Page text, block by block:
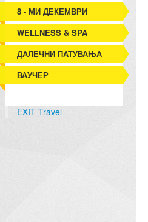
8 - МИ ДЕКЕМВРИ
WELLNESS & SPA
ДАЛЕЧНИ ПАТУВАЊА
ВАУЧЕР
EXIT Travel